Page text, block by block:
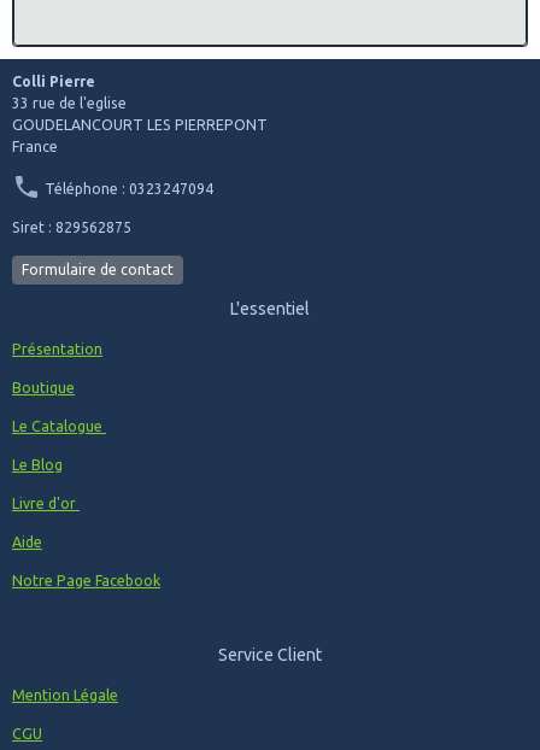
Colli Pierre
33 rue de l'eglise
GOUDELANCOURT LES PIERREPONT
France
Téléphone : 0323247094
Siret : 829562875
Formulaire de contact
L'essentiel
Présentation
Boutique
Le Catalogue
Le Blog
Livre d'or
Aide
Notre Page Facebook
Service Client
Mention Légale
CGU